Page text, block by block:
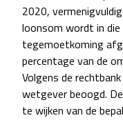
2020,
loonsom wordt in
tegemoetkoming
percentage van de
Volgens de
wetgever beoogd.
te wijken van de